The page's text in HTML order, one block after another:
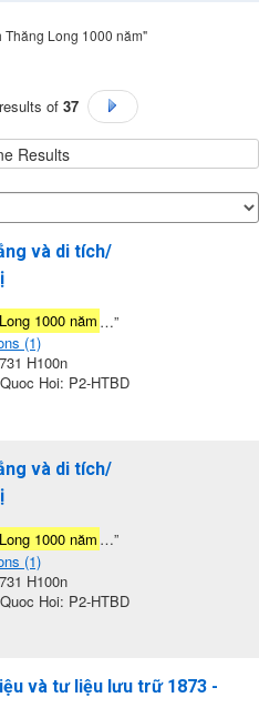
Thăng Long 1000 năm"
- "Tủ sách
năm"
results of37 Go to Next Page
Results
và di tích/
1000 năm …”
(1)
H100n
Hoi: P2-HTBD
và di tích/
1000 năm …”
(1)
H100n
Hoi: P2-HTBD
và tư liệu lưu trữ 1873 -